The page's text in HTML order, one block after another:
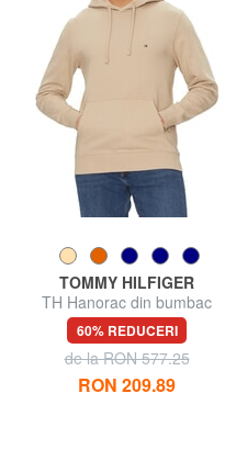
TOMMY HILFIGER
TH Hanorac din bumbac
60% REDUCERI
de la RON 577.25
RON 209.89